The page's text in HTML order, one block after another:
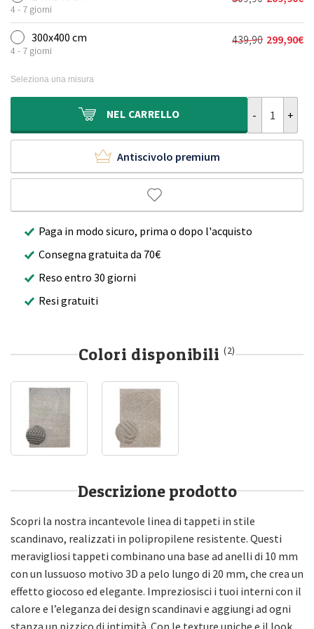
era:
239,90€.
è:
159,90€.
4 - 7 giorni Il
prezzo
originale
era:
Il
prezzo
attuale
è:
300x400 cm
4 - 7 giorni
439,90
Il
439,90€.
299,90€
Il
299,90€.
Seleziona una misura
NEL CARRELLO
Antiscivolo premium
Paga in modo sicuro, prima o dopo l'acquisto
Consegna gratuita da 70€
Reso entro 30 giorni
Resi gratuiti
Colori disponibili (2)
Descrizione prodotto
Scopri la nostra incantevole linea di tappeti in stile
scandinavo, realizzati in polipropilene resistente. Questi
meravigliosi tappeti combinano una base ad anelli di 10 mm
con un lussuoso motivo 3D a pelo lungo di 20 mm, che crea un
effetto giocoso ed elegante. Impreziosisci i tuoi interni con il
calore e l’eleganza dei design scandinavi e aggiungi ad ogni
stanza un pizzico di intimità. Con le texture uniche e il look